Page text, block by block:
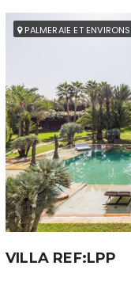
PALMERAIE ET ENVIRONS
VILLA REF:LPP